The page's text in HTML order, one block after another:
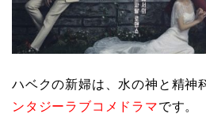
ハベクの新婦は、水の神と精神
ンタジーラブコメドラマです。